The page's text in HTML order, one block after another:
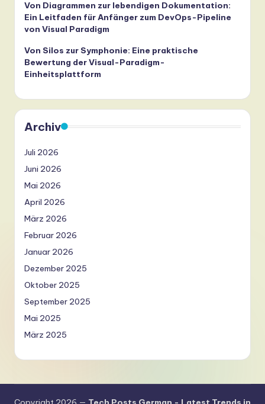
Von Diagrammen zur lebendigen Dokumentation:
Ein Leitfaden für Anfänger zum DevOps-Pipeline
von Visual Paradigm
Von Silos zur Symphonie: Eine praktische
Bewertung der Visual-Paradigm-
Einheitsplattform
Archiv
Juli 2026
Juni 2026
Mai 2026
April 2026
März 2026
Februar 2026
Januar 2026
Dezember 2025
Oktober 2025
September 2025
Mai 2025
März 2025